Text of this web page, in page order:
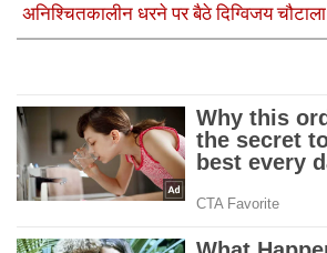
अनिश्चितकालीन धरने पर बैठे दिग्विजय चौटाला